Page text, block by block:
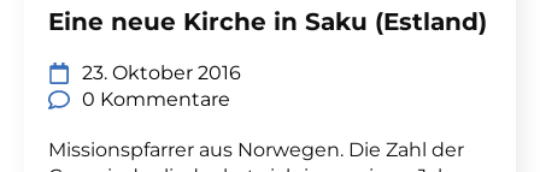
Eine neue Kirche in Saku (Estland)
23. Oktober 2016
0 Kommentare
Missionspfarrer aus Norwegen. Die Zahl der